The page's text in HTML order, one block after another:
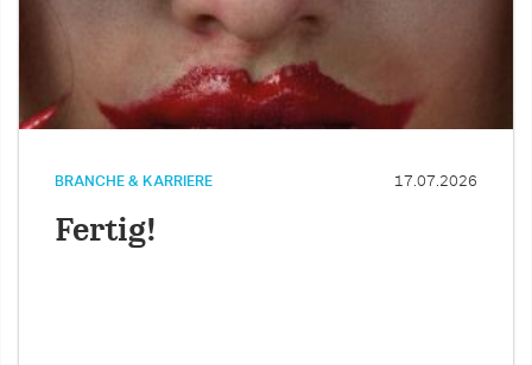
BRANCHE & KARRIERE 17.07.2026
Fertig!